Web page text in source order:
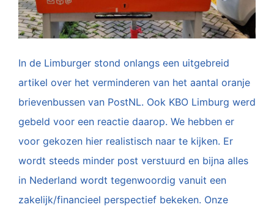
In de Limburger stond onlangs een uitgebreid
artikel over het verminderen van het aantal oranje
brievenbussen van PostNL. Ook KBO Limburg werd
gebeld voor een reactie daarop. We hebben er
voor gekozen hier realistisch naar te kijken. Er
wordt steeds minder post verstuurd en bijna alles
in Nederland wordt tegenwoordig vanuit een
zakelijk/financieel perspectief bekeken. Onze